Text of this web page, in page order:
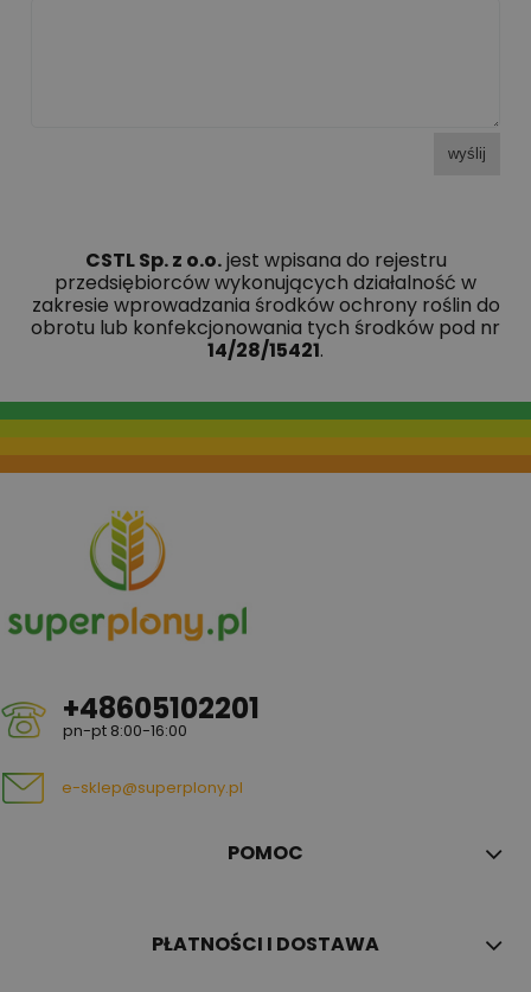
wyślij
CSTL Sp. z o.o.jest wpisana do rejestru
przedsiębiorców wykonujących działalność w
zakresie wprowadzania środków ochrony roślin do
obrotu lub konfekcjonowania tych środków pod nr
14/28/15421.
+48605102201
pn-pt 8:00-16:00
e-sklep@superplony.pl
POMOC
PŁATNOŚCI I DOSTAWA